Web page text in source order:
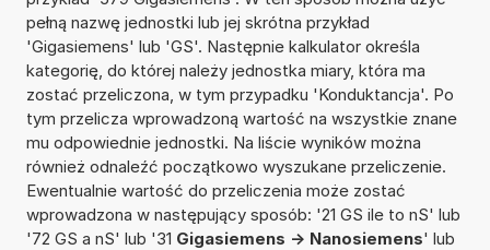
pełną nazwę jednostki lub jej skrótna przykład
'Gigasiemens' lub 'GS'. Następnie kalkulator określa
kategorię, do której należy jednostka miary, która ma
zostać przeliczona, w tym przypadku 'Konduktancja'. Po
tym przelicza wprowadzoną wartość na wszystkie znane
mu odpowiednie jednostki. Na liście wyników można
również odnaleźć początkowo wyszukane przeliczenie.
Ewentualnie wartość do przeliczenia może zostać
wprowadzona w następujący sposób: '21 GS ile to nS' lub
'72 GS a nS' lub '31 Gigasiemens -> Nanosiemens' lub